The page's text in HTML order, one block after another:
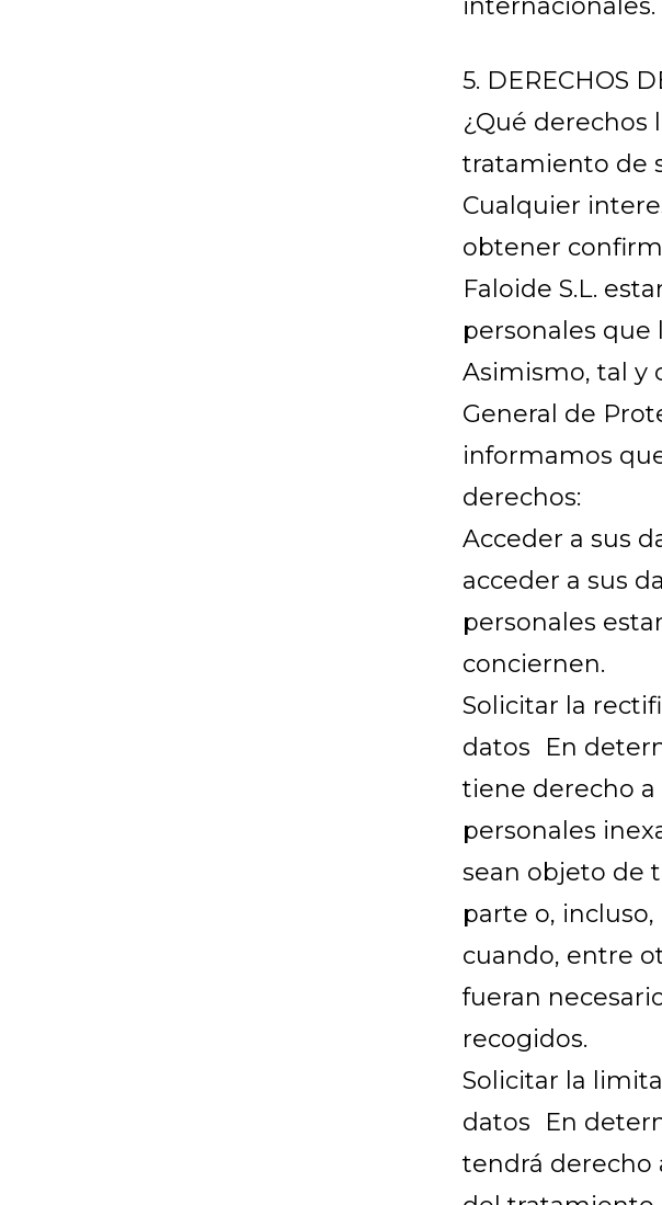
internacionales.
5. DERECHOS
¿Qué derechos
tratamiento de
Cualquier
obtener
Faloide S.L.
personales que
Asimismo, tal y
General de
informamos
derechos:
Acceder a sus
acceder a sus
personales
conciernen.
Solicitar la
datos En
tiene derecho
personales
sean objeto de
parte o,
cuando, entre
fueran
recogidos.
Solicitar la
datos En
tendrá derecho